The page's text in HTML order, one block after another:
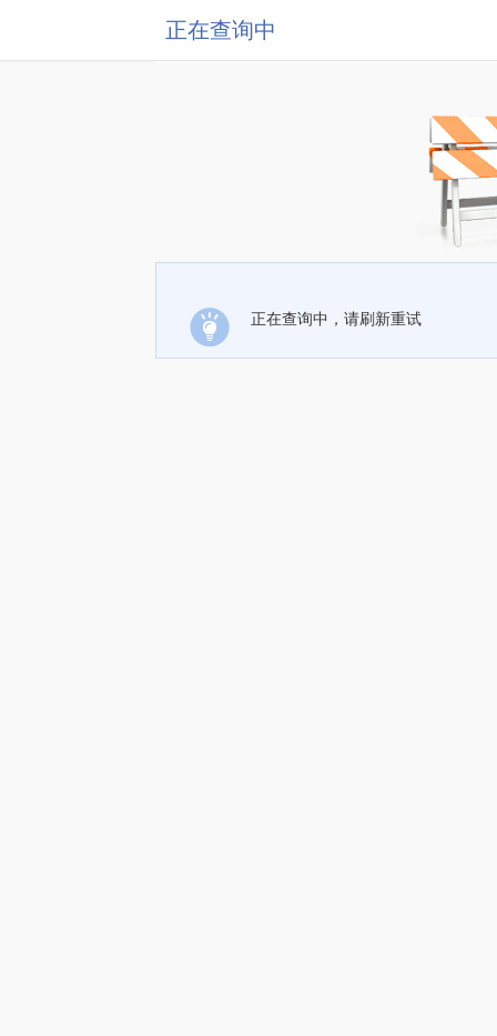
正在查询中
正在查询中，请刷新重试